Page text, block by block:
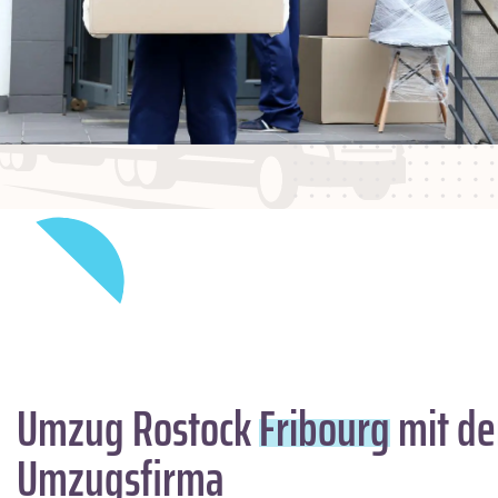
Umzug RostockFribourgmit
Umzugsfirma